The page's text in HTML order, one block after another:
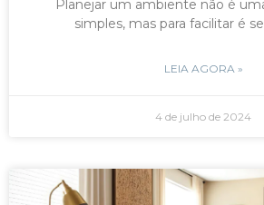
Planejar um ambiente não é
simples, mas para facilitar é
LEIA AGORA »
4 de julho de 2024